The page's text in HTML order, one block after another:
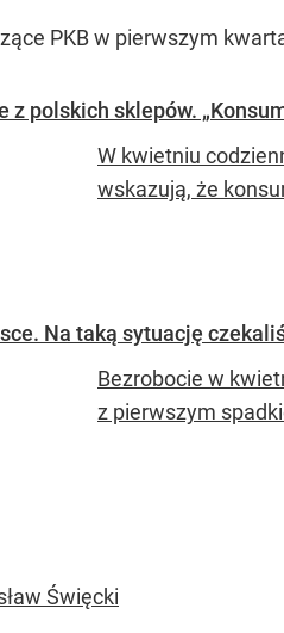
PKB w pierwszym
z polskich sklepów.
W kwietniu
wskazują, że
Na taką sytuację
Bezrobocie w
z pierwszym
Święcki